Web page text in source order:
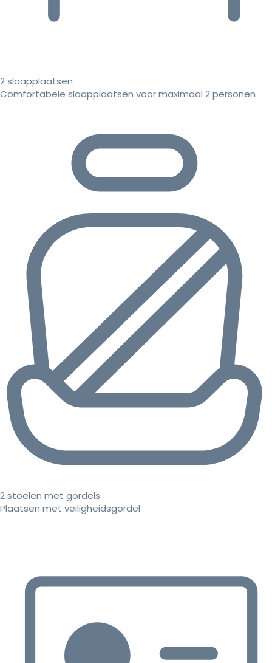
2 slaapplaatsen
Comfortabele slaapplaatsen voor maximaal 2 personen
2 stoelen met gordels
Plaatsen met veiligheidsgordel